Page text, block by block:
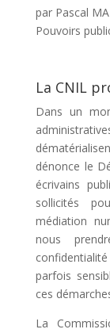
par Pascal
Pouvoirs
La CNIL
Dans un
dénonce le
écrivains
sollicités
médiation
nous
parfois
ces
La